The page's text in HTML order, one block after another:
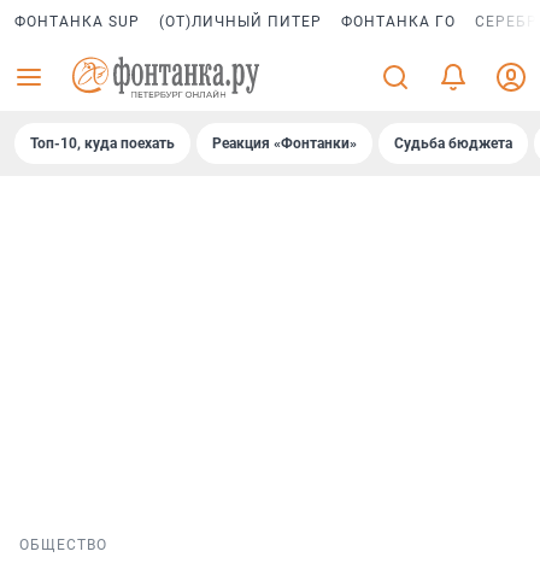
ФОНТАНКА SUP (ОТ)ЛИЧНЫЙ ПИТЕР ФОНТАНКА ГО
Топ-10, куда поехать Реакция «Фонтанки» Судьба бюджета
ОБЩЕСТВО